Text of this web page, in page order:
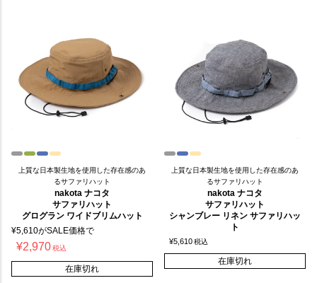
上質な日本製生地を使用した存在感のあ
るサファリハット
nakota ナコタ
サファリハット
グログラン ワイドブリムハット
¥5,610がSALE価格で
¥2,970税込
在庫切れ
上質な日本製生地を使用した存在感のあ
るサファリハット
nakota ナコタ
サファリハット
シャンブレー リネン サファリハッ
ト
¥5,610税込
在庫切れ